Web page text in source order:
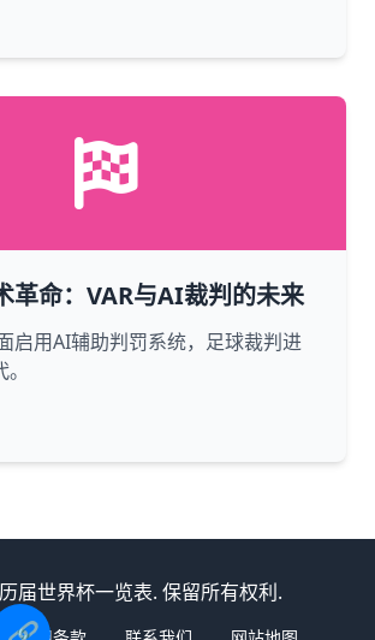
革命：VAR与AI裁判的未来
启用AI辅助判罚系统，足球裁判进
届世界杯一览表. 保留所有权利.
🔗